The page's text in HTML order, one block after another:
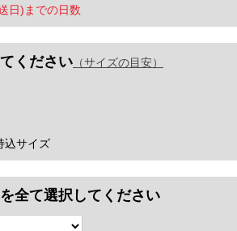
日)までの日数
ください （サイズの目安）
込サイズ
全て選択してください